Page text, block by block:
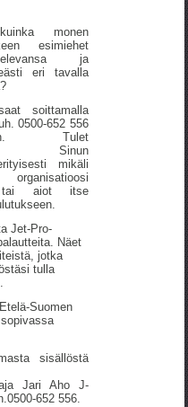
monen
esimiehet
ja
eri tavalla
soittamalla
0500-652 556
Tulet
Sinun
mikäli
tai aiot itse
Jet-Pro-
Näet
jotka
tulla
Suomen
sisällöstä
Jari Aho J-
652 556.